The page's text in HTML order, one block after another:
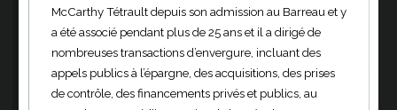
McCarthy Tétrault depuis son admission au Barreau et y
a été associé pendant plus de 25 ans et il a dirigé de
nombreuses transactions d’envergure, incluant des
appels publics à l’épargne, des acquisitions, des prises
de contrôle, des financements privés et publics, au